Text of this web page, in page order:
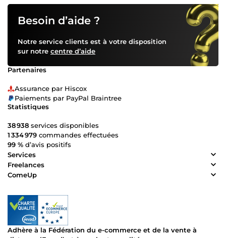
Besoin d’aide ?
Notre service clients est à votre disposition
sur notre centre d’aide
Partenaires
Assurance par Hiscox
Paiements par PayPal Braintree
Statistiques
38 938 services disponibles
1 334 979 commandes effectuées
99 % d’avis positifs
Services
Freelances
ComeUp
Adhère à la Fédération du e-commerce et de la vente à